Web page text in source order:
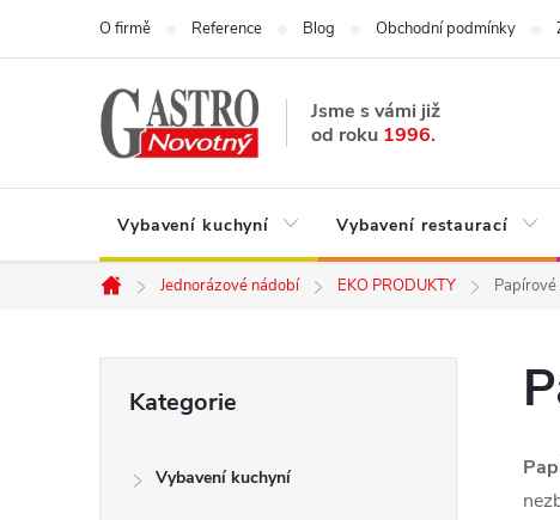
O firmě Reference Blog Obchodní podmínky
Jsme s vámi již
od roku 1996.
Vybavení kuchyní Vybavení restaurací
Domů
Jednorázové nádobí EKO PRODUKTY
kategorie
Kategorie
Vybavení kuchyní